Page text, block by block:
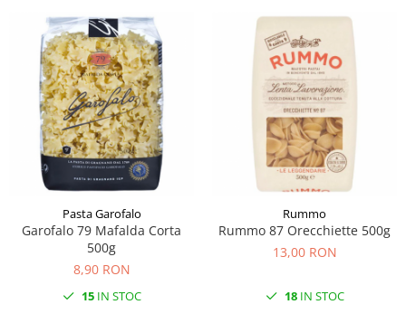
Pasta Garofalo
Garofalo 79 Mafalda Corta
500g
8,90 RON
15IN STOC
Rummo
Rummo 87 Orecchiette 500g
13,00 RON
18IN STOC